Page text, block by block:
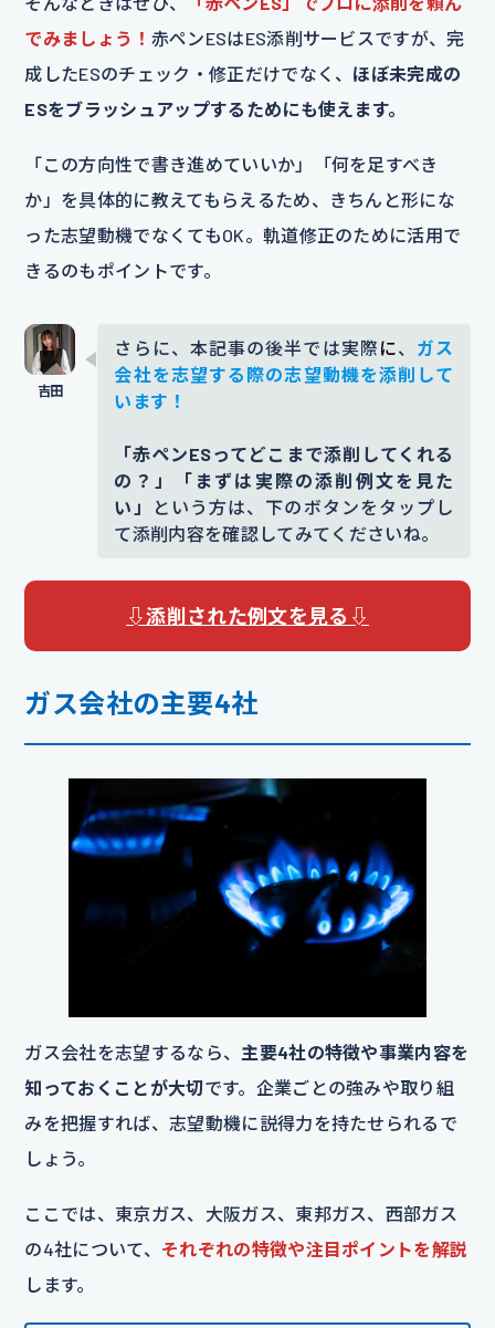
でみましょう！ 赤ペンESはES添削サービスですが、完
成したESのチェック・修正だけでなく、 ほぼ未完成の
ESをブラッシュアップするためにも使えます。
「この方向性で書き進めていいか」「何を足すべき
か」を具体的に教えてもらえるため、きちんと形にな
った志望動機でなくてもOK。軌道修正のために活用で
きるのもポイントです。
さらに、本記事の後半では実際 に、 ガス
会社を志望する際の志望動機を添削して
います！
「赤ペンESってどこまで添削してくれる
の？」「まずは実際の添削例文を見た
い」
という方は、下のボタンをタップし
て添削内容を確認してみてくださいね。
⇩添削された例文を見る⇩
ガス会社の主要4社
ガス会社を志望するなら、 主要4社の特徴や事業内容を
知っておくことが大切です。企業ごとの強みや取り組
みを把握すれば、志望動機に説得力を持たせられるで
しょう。
ここでは、東京ガス、大阪ガス、東邦ガス、西部ガス
の4社について、 それぞれの特徴や注目ポイントを解説
します。